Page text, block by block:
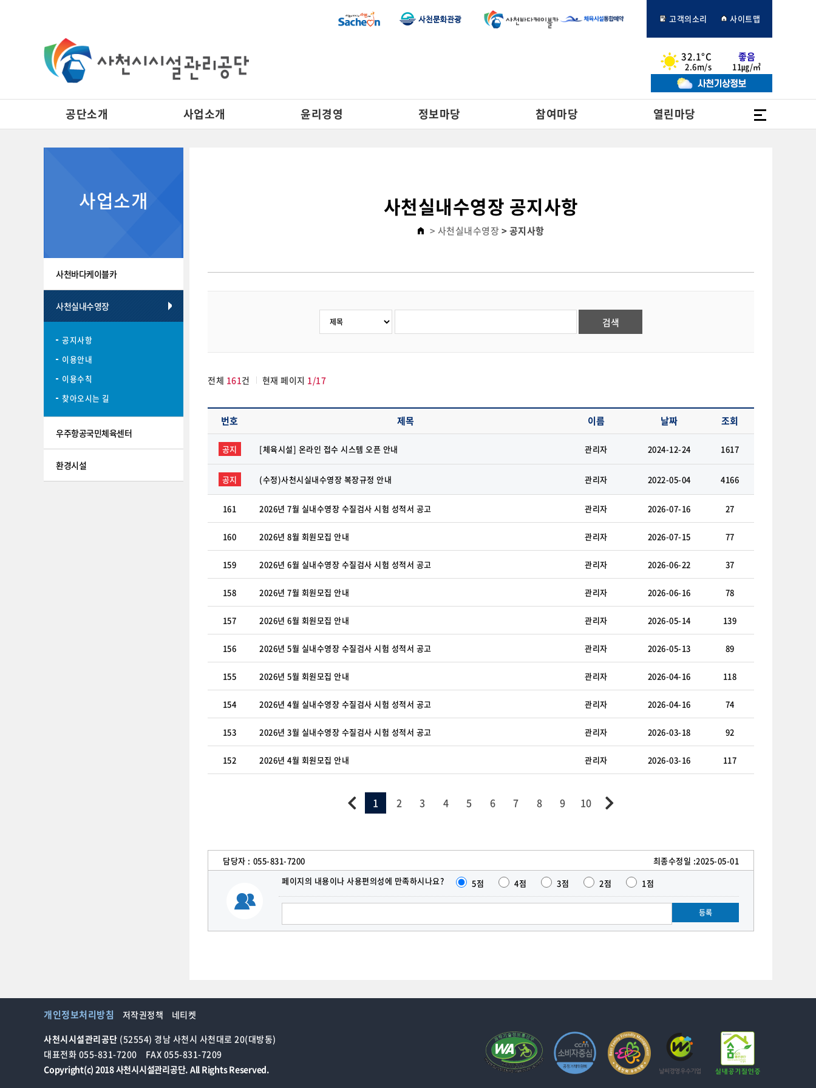
고객의소리 사이트맵
32.1°C
2.6m/s
좋음
11㎍/㎥
공단소개 사업소개 윤리경영 정보마당 참여마당 열린마당
사업소개
사천바다케이블카
사천실내수영장
공지사항
이용안내
이용수칙
찾아오시는 길
우주항공국민체육센터
환경시설
사천실내수영장 공지사항
> 사천실내수영장> 공지사항
전체 161건 현재 페이지 1/17
번호 제목 이름 날짜 조회
공지 [체육시설] 온라인 접수 시스템 오픈 안내 관리자 2024-12-24 1617
공지 (수정)사천시실내수영장 복장규정 안내 관리자 2022-05-04 4166
161 2026년 7월 실내수영장 수질검사 시험 성적서 공고 관리자 2026-07-16 27
160 2026년 8월 회원모집 안내 관리자 2026-07-15 77
159 2026년 6월 실내수영장 수질검사 시험 성적서 공고 관리자 2026-06-22 37
158 2026년 7월 회원모집 안내 관리자 2026-06-16 78
157 2026년 6월 회원모집 안내 관리자 2026-05-14 139
156 2026년 5월 실내수영장 수질검사 시험 성적서 공고 관리자 2026-05-13 89
155 2026년 5월 회원모집 안내 관리자 2026-04-16 118
154 2026년 4월 실내수영장 수질검사 시험 성적서 공고 관리자 2026-04-16 74
153 2026년 3월 실내수영장 수질검사 시험 성적서 공고 관리자 2026-03-18 92
152 2026년 4월 회원모집 안내 관리자 2026-03-16 117
1 2 3 4 5 6 7 8 9 10
담당자 : 055-831-7200 최종수정일 :2025-05-01
페이지의 내용이나 사용편의성에 만족하시나요?
5점 4점 3점 2점 1점
개인정보처리방침 저작권정책
네티켓
사천시시설관리공단 (52554) 경남 사천시 사천대로 20(대방동)
대표전화 055-831-7200
FAX 055-831-7209
Copyright(c) 2018 사천시시설관리공단. All Rights Reserved.